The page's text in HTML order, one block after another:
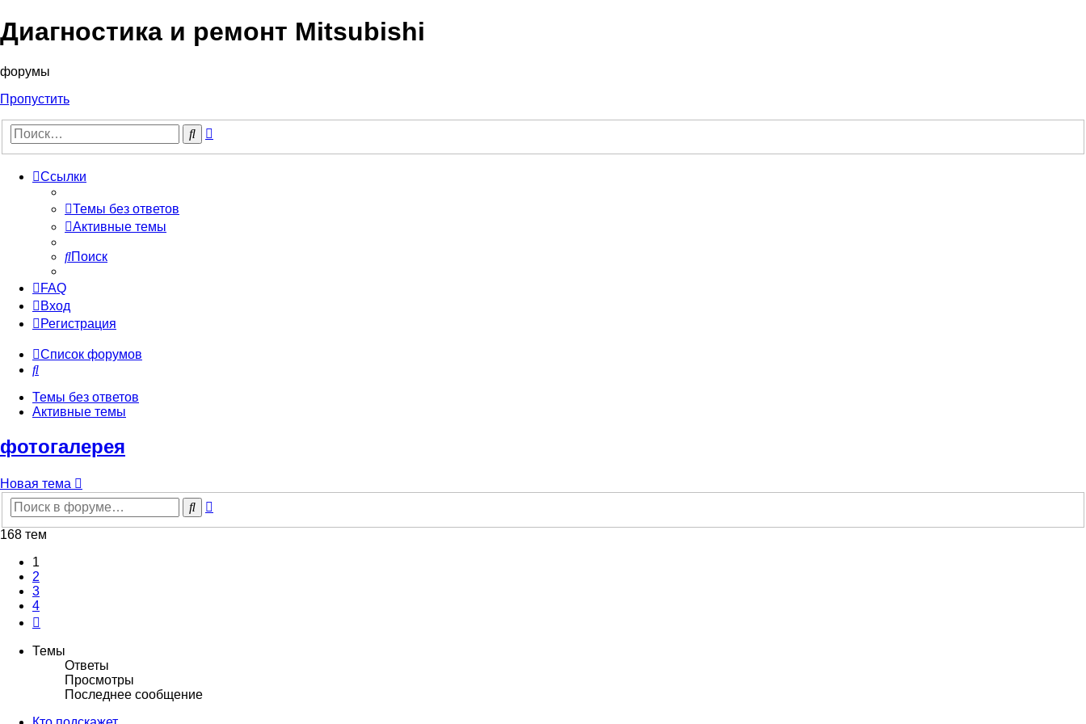
Диагностика и ремонт Mitsubishi
форумы
Пропустить
Поиск
Ссылки
Темы без ответов
Активные темы
Поиск
FAQ
Вход
Регистрация
Список форумов
Поиск
Темы без ответов
Активные темы
фотогалерея
Новая тема
Поиск
168 тем
1
2
3
4
Темы
Ответы
Просмотры
Последнее сообщение